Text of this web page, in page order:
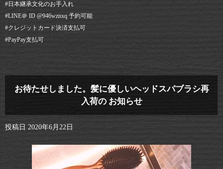
#日本継承文化のお手入れ⠀
#LINE＠ ID @946wznxq 予約可能⠀
#クレジットカード決済支払可⠀
#PayPay支払可
お待たせしました。髪に優しいヘッドスパブラシ再
入荷の お知らせ
投稿日 2020年6月22日